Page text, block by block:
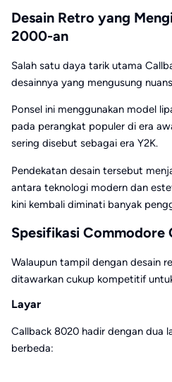
Desain Retro yang
2000-an
Salah satu daya tarik utama
desainnya yang mengusung
Ponsel ini menggunakan model
pada perangkat populer di era
sering disebut sebagai era Y2K.
Pendekatan desain tersebut
antara teknologi modern dan
kini kembali diminati banyak
Spesifikasi
Walaupun tampil dengan desain
ditawarkan cukup kompetitif
Layar
Callback 8020 hadir dengan dua
berbeda: